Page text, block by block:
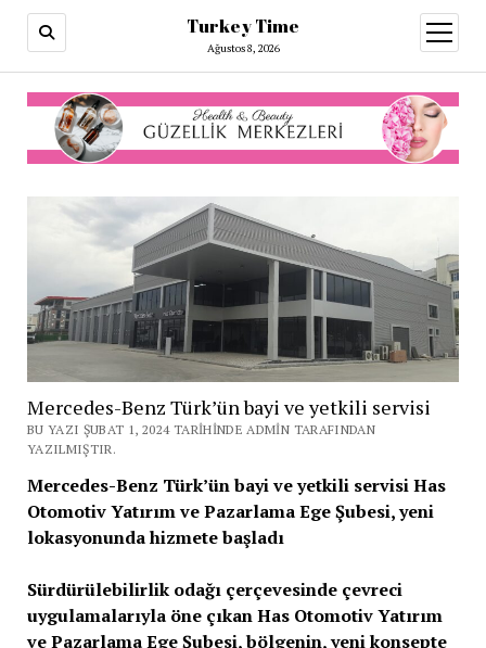
Turkey Time
Ağustos 8, 2026
aç
Mercedes-Benz Türk’ün bayi ve yetkili servisi
BU YAZI ŞUBAT 1, 2024 TARIHINDE ADMIN TARAFINDAN
YAZILMIŞTIR.
Mercedes-Benz Türk’ün bayi ve yetkili servisi Has
Otomotiv Yatırım ve Pazarlama Ege Şubesi, yeni
lokasyonunda hizmete başladı
Sürdürülebilirlik odağı çerçevesinde çevreci
uygulamalarıyla öne çıkan Has Otomotiv Yatırım
ve Pazarlama Ege Şubesi, bölgenin, yeni konsepte